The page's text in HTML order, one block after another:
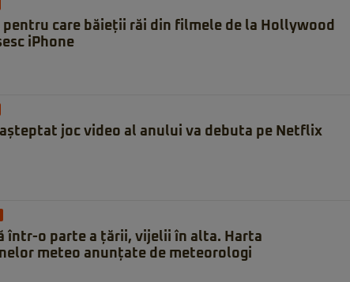
care băieții răi din filmele de la Hollywood
iPhone
așteptat joc video al anului va debuta pe Netflix
într-o parte a țării, vijelii în alta. Harta
meteo anunțate de meteorologi